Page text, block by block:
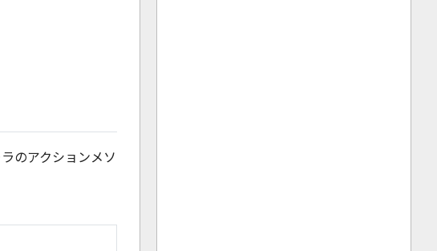
のアクションメソ